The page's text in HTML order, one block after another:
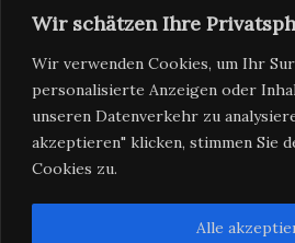
Wir schätzen Ihre
Wir verwenden Cookies, um Ihr
personalisierte Anzeigen oder
unseren Datenverkehr zu
akzeptieren" klicken, stimmen Sie
Cookies zu.
Alle
Impressum